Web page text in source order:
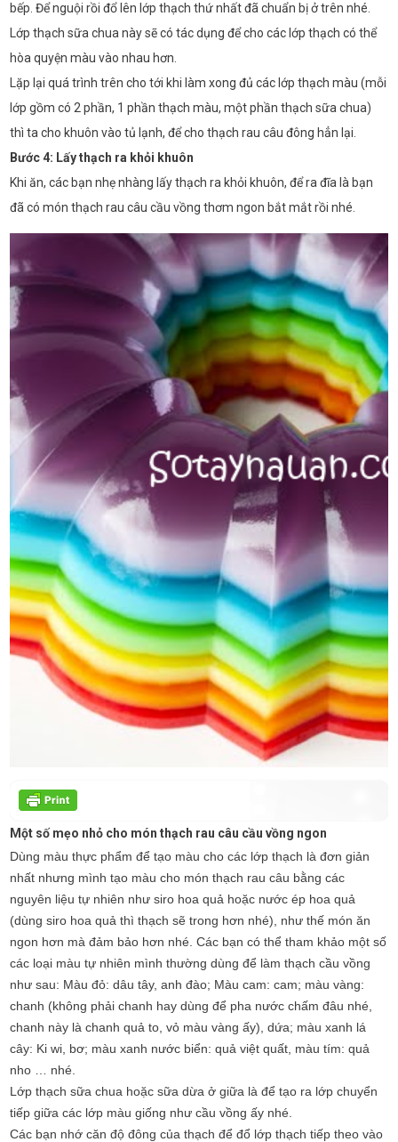
bếp. Để nguội rồi đổ lên lớp thạch thứ nhất đã chuẩn bị ở trên nhé.
Lớp thạch sữa chua này sẽ có tác dụng để cho các lớp thạch có thể
hòa quyện màu vào nhau hơn.
Lặp lại quá trình trên cho tới khi làm xong đủ các lớp thạch màu (mỗi
lớp gồm có 2 phần, 1 phần thạch màu, một phần thạch sữa chua)
thì ta cho khuôn vào tủ lạnh, để cho thạch rau câu đông hẳn lại.
Bước 4: Lấy thạch ra khỏi khuôn
Khi ăn, các bạn nhẹ nhàng lấy thạch ra khỏi khuôn, để ra đĩa là bạn
đã có món thạch rau câu cầu vồng thơm ngon bắt mắt rồi nhé.
Một số mẹo nhỏ cho món thạch rau câu cầu vồng ngon
Dùng màu thực phẩm để tạo màu cho các lớp thạch là đơn giản
nhất nhưng mình tạo màu cho món thạch rau câu bằng các
nguyên liệu tự nhiên như siro hoa quả hoặc nước ép hoa quả
(dùng siro hoa quả thì thạch sẽ trong hơn nhé), như thế món ăn
ngon hơn mà đảm bảo hơn nhé. Các bạn có thể tham khảo một số
các loại màu tự nhiên mình thường dùng để làm thạch cầu vồng
như sau: Màu đỏ: dâu tây, anh đào; Màu cam: cam; màu vàng:
chanh (không phải chanh hay dùng để pha nước chấm đâu nhé,
chanh này là chanh quả to, vỏ màu vàng ấy), dứa; màu xanh lá
cây: Ki wi, bơ; màu xanh nước biển: quả việt quất, màu tím: quả
nho … nhé.
Lớp thạch sữa chua hoặc sữa dừa ở giữa là để tạo ra lớp chuyển
tiếp giữa các lớp màu giống như cầu vồng ấy nhé.
Các bạn nhớ căn độ đông của thạch để đổ lớp thạch tiếp theo vào